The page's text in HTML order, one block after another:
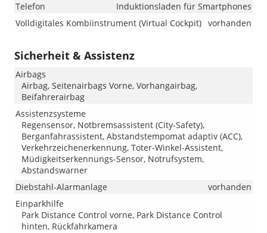
Telefon
Induktionsladen für Smartphones
Volldigitales Kombiinstrument (Virtual Cockpit) vorhanden
Sicherheit & Assistenz
Airbags
Airbag, Seitenairbags Vorne, Vorhangairbag,
Beifahrerairbag
Assistenzsysteme
Regensensor, Notbremsassistent (City-Safety),
Berganfahrassistent, Abstandstempomat adaptiv (ACC),
Verkehrzeichenerkennung, Toter-Winkel-Assistent,
Müdigkeitserkennungs-Sensor, Notrufsystem,
Abstandswarner
Diebstahl-Alarmanlage
vorhanden
Einparkhilfe
Park Distance Control vorne, Park Distance Control
hinten, Rückfahrkamera